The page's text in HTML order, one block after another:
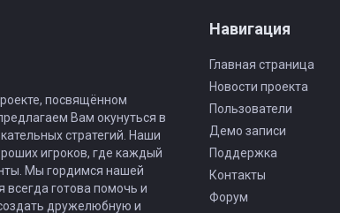
посвящённом
Вам окунуться в
стратегий. Наши
игроков, где каждый
Мы гордимся нашей
всегда готова помочь и
дружелюбную и
Навигация
Главная страница
Новости проекта
Пользователи
Демо записи
Поддержка
Контакты
Форум